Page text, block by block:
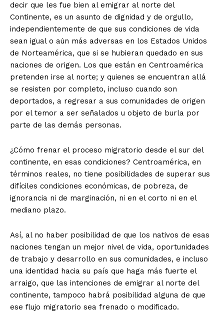
decir que les fue bien al emigrar al norte del
Continente, es un asunto de dignidad y de orgullo,
independientemente de que sus condiciones de vida
sean igual o aún más adversas en los Estados Unidos
de Norteamérica, que si se hubieran quedado en sus
naciones de origen. Los que están en Centroamérica
pretenden irse al norte; y quienes se encuentran allá
se resisten por completo, incluso cuando son
deportados, a regresar a sus comunidades de origen
por el temor a ser señalados u objeto de burla por
parte de las demás personas.
¿Cómo frenar el proceso migratorio desde el sur del
continente, en esas condiciones? Centroamérica, en
términos reales, no tiene posibilidades de superar sus
difíciles condiciones económicas, de pobreza, de
ignorancia ni de marginación, ni en el corto ni en el
mediano plazo.
Así, al no haber posibilidad de que los nativos de esas
naciones tengan un mejor nivel de vida, oportunidades
de trabajo y desarrollo en sus comunidades, e incluso
una identidad hacia su país que haga más fuerte el
arraigo, que las intenciones de emigrar al norte del
continente, tampoco habrá posibilidad alguna de que
ese flujo migratorio sea frenado o modificado.